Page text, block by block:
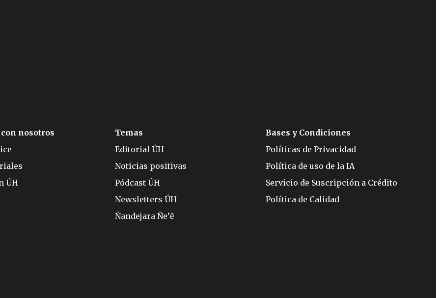
nosotros
ÚH
Temas
Editorial ÚH
Noticias positivas
Pódcast ÚH
Newsletters ÚH
Ñandejara Ñe’ẽ
Bases y Condiciones
Políticas de Privacidad
Política de uso de la IA
Servicio de Suscripción a Crédito
Política de Calidad